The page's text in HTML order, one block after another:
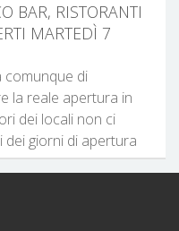
BAR, RISTORANTI
MARTEDÌ 7
comunque di
la reale apertura in
dei locali non ci
dei giorni di apertura